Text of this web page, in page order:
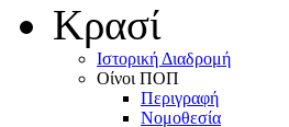
Κρασί
Iστορική Διαδρομή
Oίνοι ΠOΠ
Περιγραφή
Nομοθεσία